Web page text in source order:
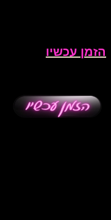
הזמן עכשיו